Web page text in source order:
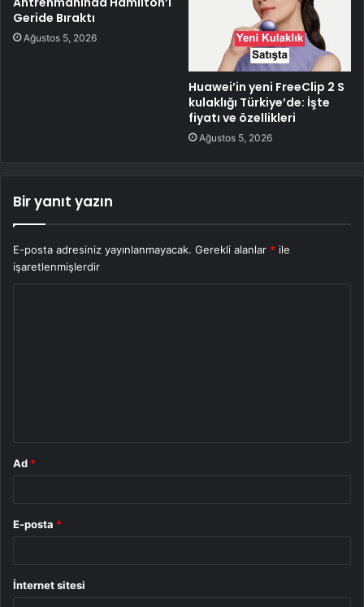
Geride Bıraktı
Ağustos 5, 2026
Huawei’in yeni FreeClip 2 S
kulaklığı Türkiye’de: İşte
fiyatı ve özellikleri
Ağustos 5, 2026
Bir yanıt yazın
E-posta adresiniz yayınlanmayacak. Gerekli alanlar * ile
işaretlenmişlerdir
Ad *
E-posta *
İnternet sitesi